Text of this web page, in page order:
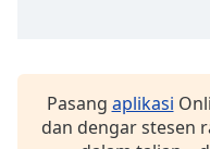
subtitles
settings,
Pasang aplikasi
dan dengar stesen